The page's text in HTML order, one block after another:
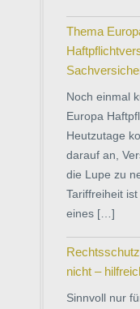
Thema
Noch einmal
Europa
Heutzutage
darauf an,
die Lupe zu
Tariffreiheit
eines […]
nicht –
Sinnvoll nur